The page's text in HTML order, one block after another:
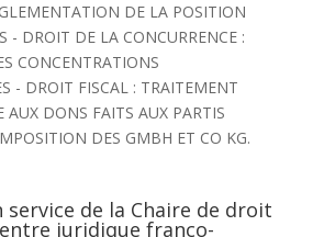
DE LA POSITION
- DROIT DE LA CONCURRENCE :
CONCENTRATIONS
- DROIT FISCAL : TRAITEMENT
AUX DONS FAITS AUX PARTIS
DES GMBH ET CO KG.
service de la Chaire de droit
juridique franco-